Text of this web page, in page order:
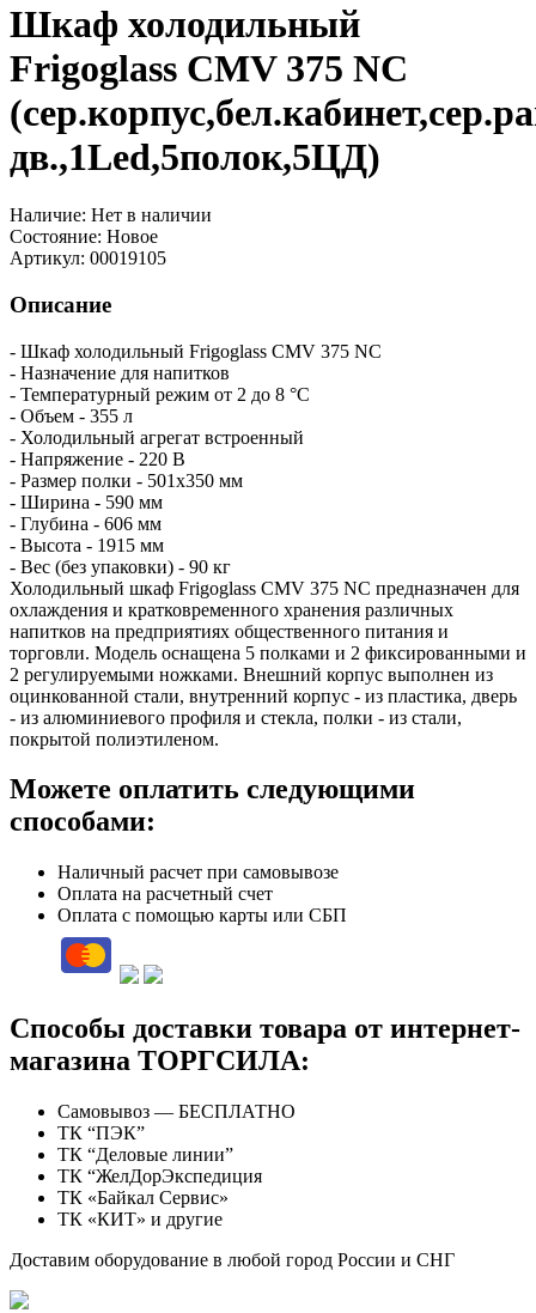
Шкаф холодильный
Frigoglass CMV 375 NC
дв.,1Led,5полок,5ЦД)
Наличие: Нет в наличии
Состояние: Новое
Артикул: 00019105
Описание
- Шкаф холодильный Frigoglass CMV 375 NC
- Назначение для напитков
- Температурный режим от 2 до 8 °C
- Объем - 355 л
- Холодильный агрегат встроенный
- Напряжение - 220 В
- Размер полки - 501х350 мм
- Ширина - 590 мм
- Глубина - 606 мм
- Высота - 1915 мм
- Вес (без упаковки) - 90 кг
Холодильный шкаф Frigoglass CMV 375 NC предназначен для
охлаждения и кратковременного хранения различных
напитков на предприятиях общественного питания и
торговли. Модель оснащена 5 полками и 2 фиксированными и
2 регулируемыми ножками. Внешний корпус выполнен из
оцинкованной стали, внутренний корпус - из пластика, дверь
- из алюминиевого профиля и стекла, полки - из стали,
покрытой полиэтиленом.
Можете оплатить следующими
способами:
Наличный расчет при самовывозе
Оплата на расчетный счет
Оплата с помощью карты или СБП
Способы доставки товара от интернет-
магазина ТОРГСИЛА:
Самовывоз — БЕСПЛАТНО
ТК “ПЭК”
ТК “Деловые линии”
ТК “ЖелДорЭкспедиция
ТК «Байкал Сервис»
ТК «КИТ» и другие
Доставим оборудование в любой город России и СНГ